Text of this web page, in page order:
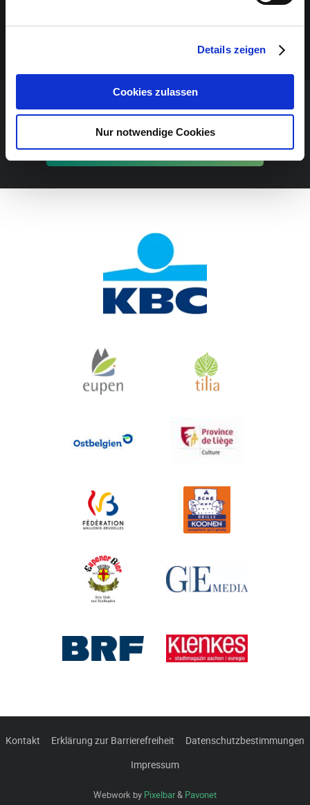
Details zeigen
Cookies zulassen
Nur notwendige Cookies
VERANSTALTUNG VERPASST?
JETZT UNSEREN NEWSLETTER ABONNIEREN
Kontakt Erklärung zur Barrierefreiheit
Datenschutzbestimmungen
Impressum
Webwork by Pixelbar& Pavonet